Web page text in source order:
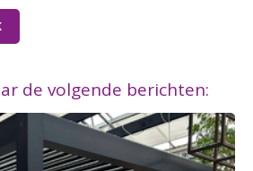
de volgende berichten: